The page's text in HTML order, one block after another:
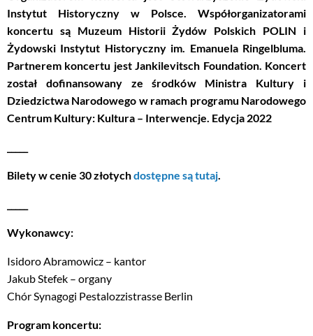
Instytut Historyczny w Polsce. Współorganizatorami
koncertu są Muzeum Historii Żydów Polskich POLIN i
Żydowski Instytut Historyczny im. Emanuela Ringelbluma.
Partnerem koncertu jest Jankilevitsch Foundation. Koncert
został dofinansowany ze środków Ministra Kultury i
Dziedzictwa Narodowego w ramach programu Narodowego
Centrum Kultury: Kultura – Interwencje. Edycja 2022
Bilety w cenie 30 złotychdostępne są tutaj
Wykonawcy:
Isidoro Abramowicz – kantor
Jakub Stefek – organy
Chór Synagogi Pestalozzistrasse Berlin
Program koncertu: